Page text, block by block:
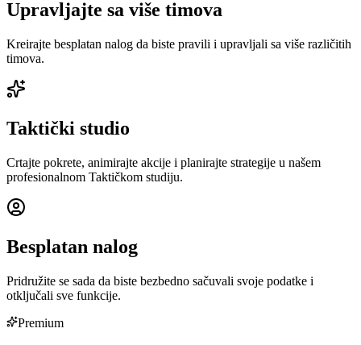
Upravljajte sa više timova
Kreirajte besplatan nalog da biste pravili i upravljali sa više različitih
timova.
Taktički studio
Crtajte pokrete, animirajte akcije i planirajte strategije u našem
profesionalnom Taktičkom studiju.
Besplatan nalog
Pridružite se sada da biste bezbedno sačuvali svoje podatke i
otključali sve funkcije.
Premium